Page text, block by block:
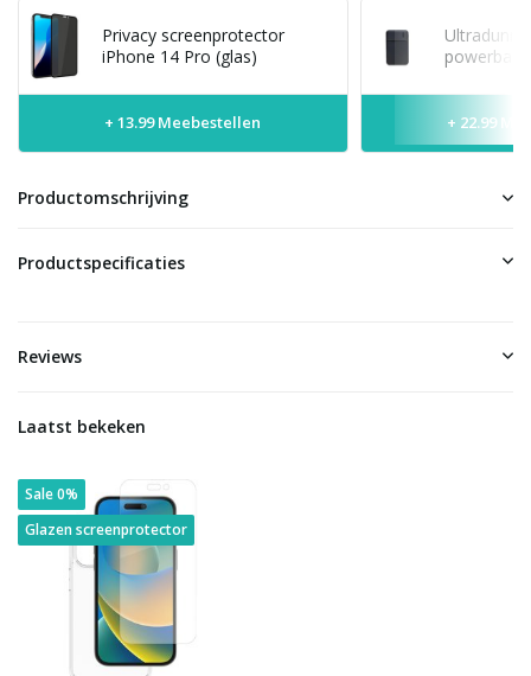
Privacy screenprotector
iPhone 14 Pro (glas)
+ 13.99 Meebestellen + 22.99
Productomschrijving
Productspecificaties
Reviews
Laatst bekeken
Sale 0%
Glazen screenprotector